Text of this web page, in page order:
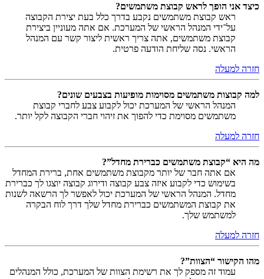
כיצד אני הופך לראש קבוצת משתמשים?
ראש קבוצת משתמשים נקבע בדרך כלל בעת יצירת הקבוצה
על־ידי המנהל הראשי של המערכת. אם אתה מעוניין ביצירת
קבוצת משתמשים, אתה צריך ראשית ליצור קשר עם המנהל
הראשי. נסה שליחת הודעה פרטית.
חזרה למעלה
למה קבוצות משתמשים מסוימות מופיעות בצבעים שונים?
המנהל הראשי של המערכת יכול לקבוע צבע לחברי קבוצת
משתמשים מסוימת כדי להפוך את זיהוי חברי הקבוצה לקל יותר.
חזרה למעלה
מה היא “קבוצת משתמשים כברירת מחדל”?
אם אתה חבר של יותר מקבוצת משתמשים אחת, ברירת המחדל
בשימוש כדי לקבוע איזה צבע קבוצה ודירוג קבוצה יוצגו לך כברירת
מחדל. המנהל הראשי של המערכת יכול לאפשר לך הרשאה לשנות
את קבוצת המשתמשים כברירת מחדל שלך דרך לוח הבקרה
למשתמש שלך.
חזרה למעלה
מהו הקישור “הצוות”?
עמוד זה מספק לך את רשימת הצוות של המערכת, כולל המנהלים